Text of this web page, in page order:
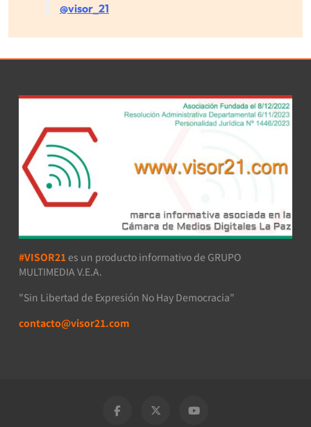
@visor_21
#VISOR21 es un producto informativo de GRUPO
MULTIMEDIA V.E.A.
"Sin Libertad de Expresión No Hay Democracia"
contacto@visor21.com